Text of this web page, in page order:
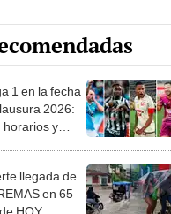
1 en la fecha
2026:
horarios y
llegada de
en 65
HOY